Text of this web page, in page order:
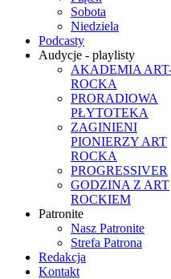
Sobota
Niedziela
Podcasty
Audycje - playlisty
AKADEMIA
ROCKA
PRORADIOWA
PŁYTOTEKA
ZAGINIENI
PIONIERZY ART
ROCKA
PROGRESSIVER
GODZINA Z ART
ROCKIEM
Patronite
Nasz Patronite
Strefa Patrona
Redakcja
Kontakt